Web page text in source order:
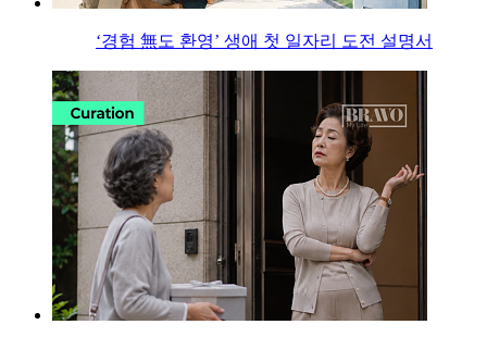
‘경험 無도 환영’ 생애 첫 일자리 도전 설명서